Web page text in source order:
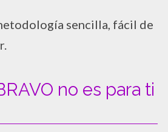
sencilla, fácil de
no es para ti